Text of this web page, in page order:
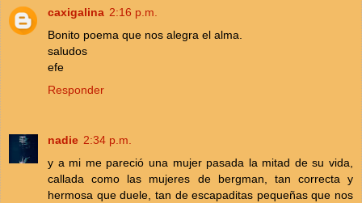
caxigalina 2:16 p.m.
Bonito poema que nos alegra el alma.
saludos
efe
Responder
nadie 2:34 p.m.
y a mi me pareció una mujer pasada la mitad de su vida,
callada como las mujeres de bergman, tan correcta y
hermosa que duele, tan de escapaditas pequeñas que nos